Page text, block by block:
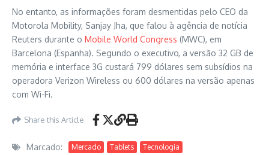
No entanto, as informações foram desmentidas pelo CEO da
Motorola Mobility, Sanjay Jha, que falou à agência de notícia
Reuters durante o Mobile World Congress (MWC), em
Barcelona (Espanha). Segundo o executivo, a versão 32 GB de
memória e interface 3G custará 799 dólares sem subsídios na
operadora Verizon Wireless ou 600 dólares na versão apenas
com Wi-Fi.
Share this Article
Marcado: Mercado Tablets Tecnologia